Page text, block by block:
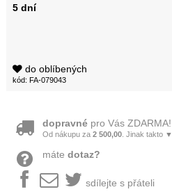
5 dní
do oblíbených
kód: FA-079043
dopravnépro Vás ZDARMA!
Od nákupu za 2 500,00. Jinak takto ▼
máte dotaz?
sdílejte s přáteli